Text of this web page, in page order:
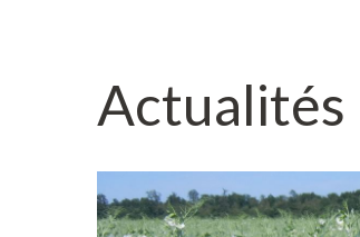
Actualités